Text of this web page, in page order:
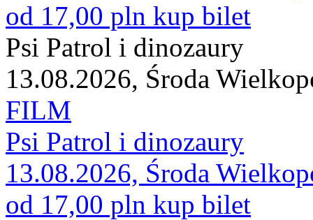
od 17,00 pln kup bilet
Psi Patrol i dinozaury
13.08.2026, Środa
FILM
Psi Patrol i dinozaury
13.08.2026, Środa
od 17,00 pln kup bilet